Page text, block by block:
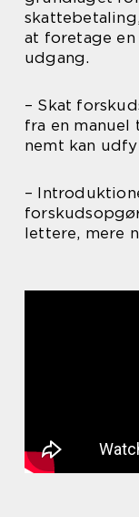
at foretage
udgang.
– Skat
fra en
nemt kan
–
lettere, mere